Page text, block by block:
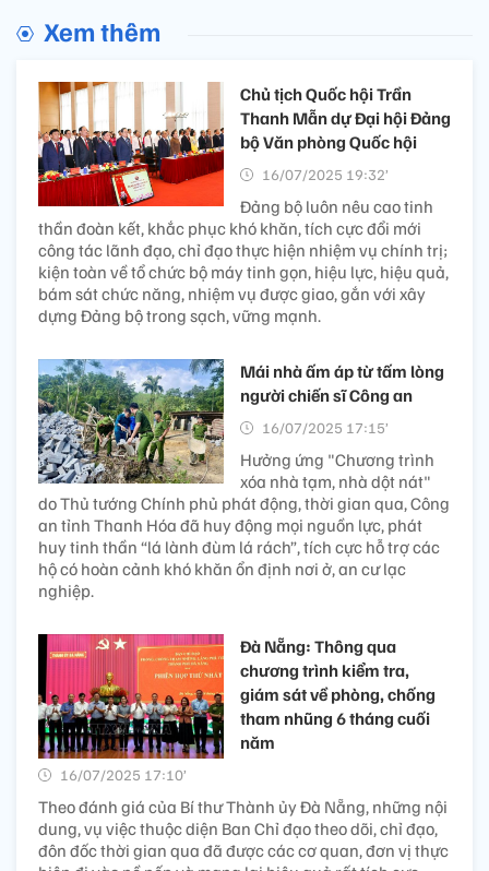
Xem thêm
Chủ tịch Quốc hội Trần
Thanh Mẫn dự Đại hội Đảng
bộ Văn phòng Quốc hội
16/07/2025 19:32’
Đảng bộ luôn nêu cao tinh
thần đoàn kết, khắc phục khó khăn, tích cực đổi mới
công tác lãnh đạo, chỉ đạo thực hiện nhiệm vụ chính trị;
kiện toàn về tổ chức bộ máy tinh gọn, hiệu lực, hiệu quả,
bám sát chức năng, nhiệm vụ được giao, gắn với xây
dựng Đảng bộ trong sạch, vững mạnh.
Mái nhà ấm áp từ tấm lòng
người chiến sĩ Công an
16/07/2025 17:15’
Hưởng ứng "Chương trình
xóa nhà tạm, nhà dột nát"
do Thủ tướng Chính phủ phát động, thời gian qua, Công
an tỉnh Thanh Hóa đã huy động mọi nguồn lực, phát
huy tinh thần “lá lành đùm lá rách”, tích cực hỗ trợ các
hộ có hoàn cảnh khó khăn ổn định nơi ở, an cư lạc
nghiệp.
Đà Nẵng: Thông qua
chương trình kiểm tra,
giám sát về phòng, chống
tham nhũng 6 tháng cuối
năm
16/07/2025 17:10’
Theo đánh giá của Bí thư Thành ủy Đà Nẵng, những nội
dung, vụ việc thuộc diện Ban Chỉ đạo theo dõi, chỉ đạo,
đôn đốc thời gian qua đã được các cơ quan, đơn vị thực